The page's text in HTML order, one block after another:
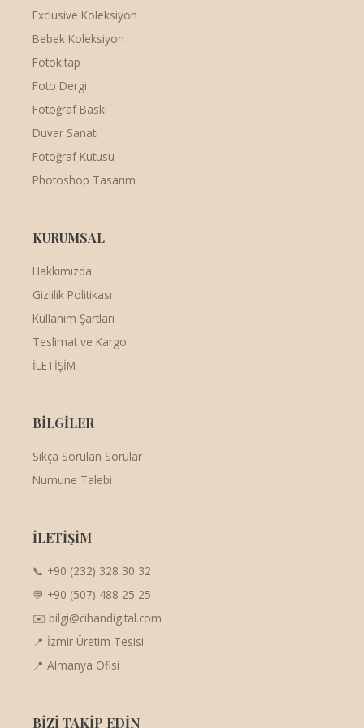
Exclusive Koleksiyon
Bebek Koleksiyon
Fotokitap
Foto Dergi
Fotoğraf Baskı
Duvar Sanatı
Fotoğraf Kutusu
Photoshop Tasarım
KURUMSAL
Hakkımızda
Gizlilik Politikası
Kullanım Şartları
Teslimat ve Kargo
İLETİŞİM
BİLGİLER
Sıkça Sorulan Sorular
Numune Talebi
İLETİŞİM
📞 +90 (232) 328 30 32
💬 +90 (507) 488 25 25
✉️ bilgi@cihandigital.com
📍 İzmir Üretim Tesisi
📍 Almanya Ofisi
BİZİ TAKİP EDİN